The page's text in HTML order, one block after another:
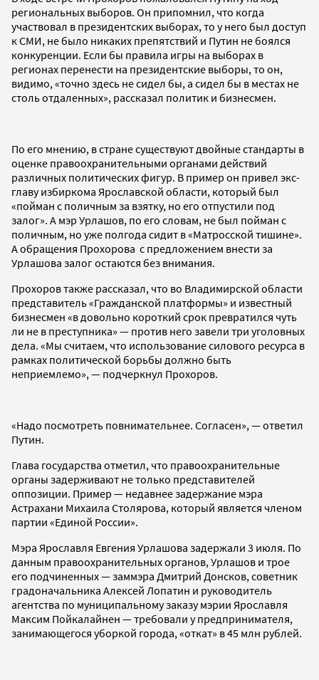
региональных выборов. Он припомнил, что когда
участвовал в президентских выборах, то у него был доступ
к СМИ, не было никаких препятствий и Путин не боялся
конкуренции. Если бы правила игры на выборах в
регионах перенести на президентские выборы, то он,
видимо, «точно здесь не сидел бы, а сидел бы в местах не
столь отдаленных», рассказал политик и бизнесмен.
По его мнению, в стране существуют двойные стандарты в
оценке правоохранительными органами действий
различных политических фигур. В пример он привел экс-
главу избиркома Ярославской области, который был
«пойман с поличным за взятку, но его отпустили под
залог». А мэр Урлашов, по его словам, не был пойман с
поличным, но уже полгода сидит в «Матросской тишине».
А обращения Прохорова с предложением внести за
Урлашова залог остаются без внимания.
Прохоров также рассказал, что во Владимирской области
представитель «Гражданской платформы» и известный
бизнесмен «в довольно короткий срок превратился чуть
ли не в преступника» — против него завели три уголовных
дела. «Мы считаем, что использование силового ресурса в
рамках политической борьбы должно быть
неприемлемо», — подчеркнул Прохоров.
«Надо посмотреть повнимательнее. Согласен», — ответил
Путин.
Глава государства отметил, что правоохранительные
органы задерживают не только представителей
оппозиции. Пример — недавнее задержание мэра
Астрахани Михаила Столярова, который является членом
партии «Единой России».
Мэра Ярославля Евгения Урлашова задержали 3 июля. По
данным правоохранительных органов, Урлашов и трое
его подчиненных — заммэра Дмитрий Донсков, советник
градоначальника Алексей Лопатин и руководитель
агентства по муниципальному заказу мэрии Ярославля
Максим Пойкалайнен — требовали у предпринимателя,
занимающегося уборкой города, «откат» в 45 млн рублей.